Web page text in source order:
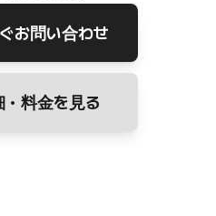
お問い合わせ
料金を見る